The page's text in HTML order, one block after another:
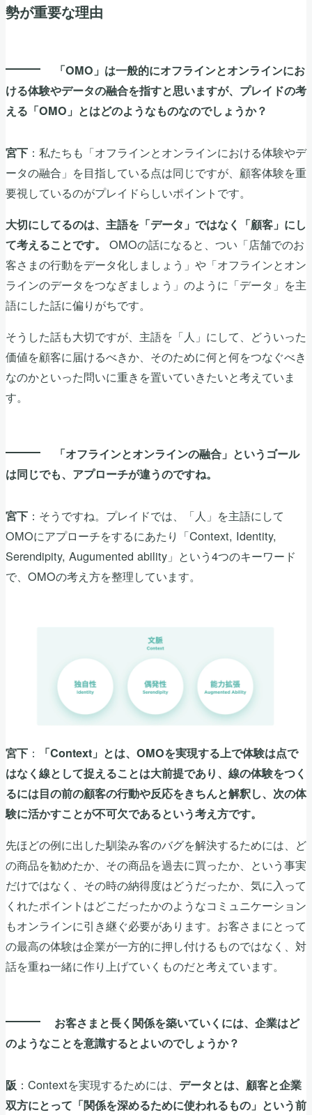
勢が重要な理由
「OMO」は一般的にオフラインとオンラインにお
ける体験やデータの融合を指すと思いますが、プレイドの考
える「OMO」とはどのようなものなのでしょうか？
宮下 ：私たちも「オフラインとオンラインにおける体験やデ
ータの融合」を目指している点は同じですが、顧客体験を重
要視しているのがプレイドらしいポイントです。
大切にしてるのは、主語を「データ」ではなく「顧客」にし
て考えることです。
OMOの話になると、つい「店舗でのお
客さまの行動をデータ化しましょう」や「オフラインとオン
ラインのデータをつなぎましょう」のように「データ」を主
語にした話に偏りがちです。
そうした話も大切ですが、主語を「人」にして、どういった
価値を顧客に届けるべきか、そのために何と何をつなぐべき
なのかといった問いに重きを置いていきたいと考えていま
す。
「オフラインとオンラインの融合」というゴール
は同じでも、アプローチが違うのですね。
宮下 ：そうですね。プレイドでは、「人」を主語にして
OMOにアプローチをするにあたり「Context, Identity,
Serendipity, Augumented ability」という4つのキーワード
で、OMOの考え方を整理しています。
宮下 ：
「Context」とは、OMOを実現する上で体験は点で
はなく線として捉えることは大前提であり、線の体験をつく
るには目の前の顧客の行動や反応をきちんと解釈し、次の体
験に活かすことが不可欠であるという考え方です。
先ほどの例に出した馴染み客のバグを解決するためには、ど
の商品を勧めたか、その商品を過去に買ったか、という事実
だけではなく、その時の納得度はどうだったか、気に入って
くれたポイントはどこだったかのようなコミュニケーション
もオンラインに引き継ぐ必要があります。お客さまにとって
の最高の体験は企業が一方的に押し付けるものではなく、対
話を重ね一緒に作り上げていくものだと考えています。
お客さまと長く関係を築いていくには、企業はど
のようなことを意識するとよいのでしょうか？
阪 ：Contextを実現するためには、 データとは、顧客と企業
双方にとって「関係を深めるために使われるもの」という前